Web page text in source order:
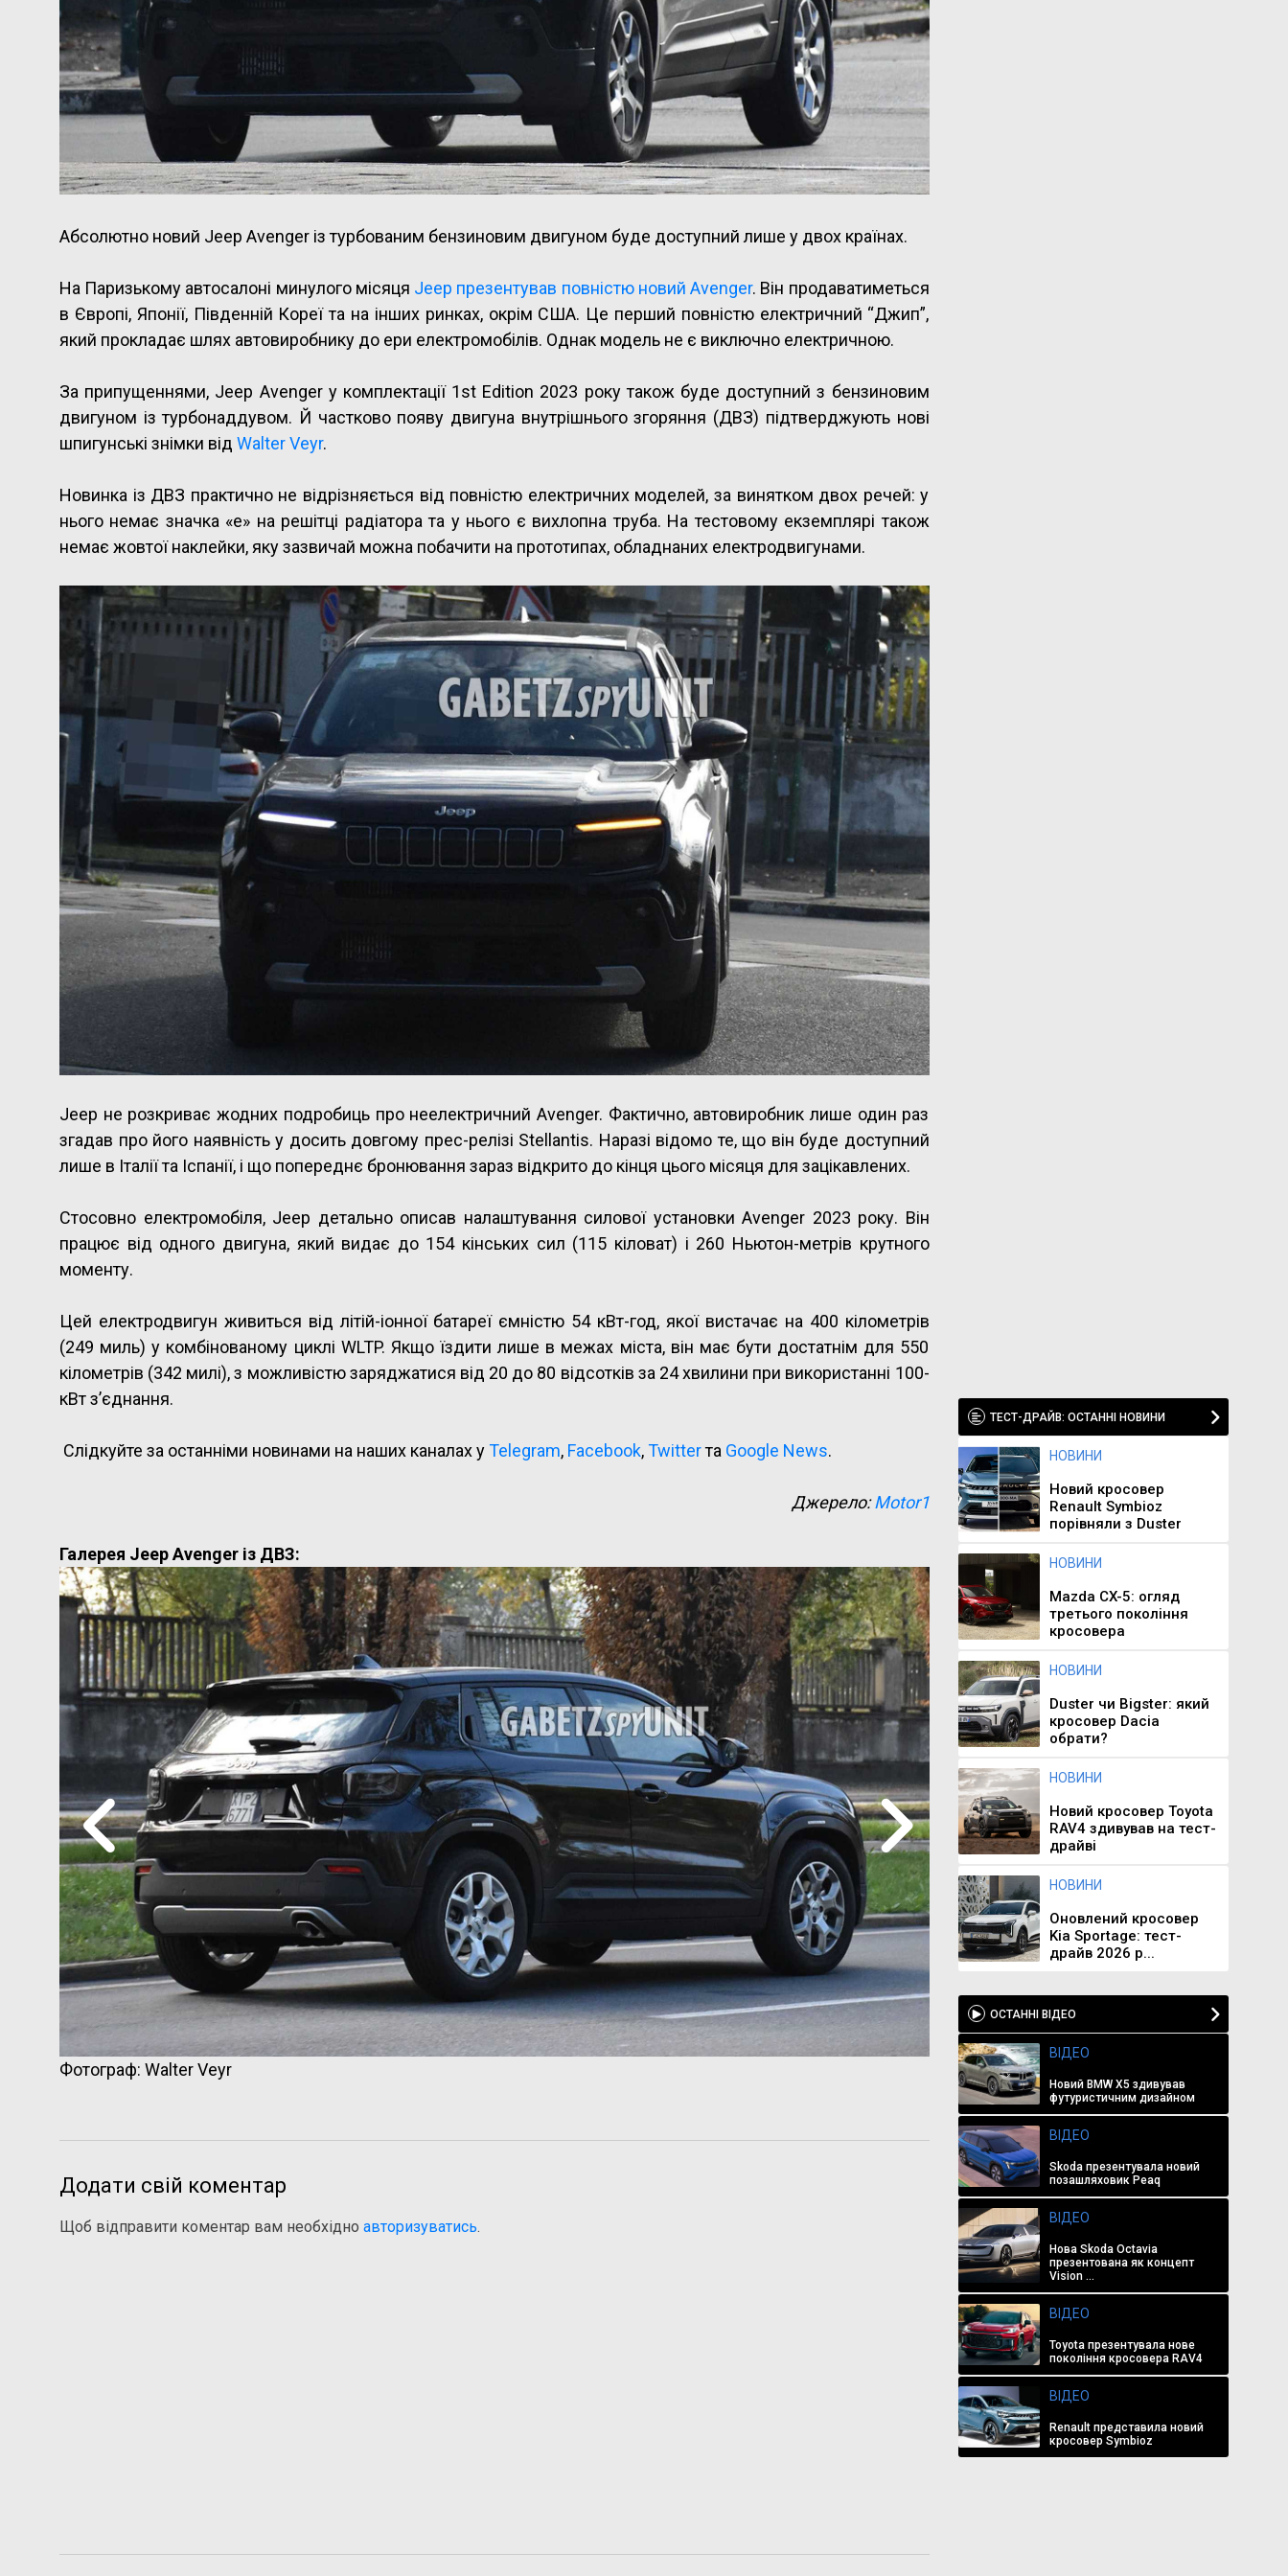
Абсолютно новий Jeep Avenger із турбованим бензиновим двигуном буде доступний лише у двох країнах.
На Паризькому автосалоні минулого місяця Jeep презентував повністю новий Avenger. Він продаватиметься
в Європі, Японії, Південній Кореї та на інших ринках, окрім США. Це перший повністю електричний “Джип”,
який прокладає шлях автовиробнику до ери електромобілів. Однак модель не є виключно електричною.
За припущеннями, Jeep Avenger у комплектації 1st Edition 2023 року також буде доступний з бензиновим
двигуном із турбонаддувом. Й частково появу двигуна внутрішнього згоряння (ДВЗ) підтверджують нові
шпигунські знімки від Walter Veyr.
Новинка із ДВЗ практично не відрізняється від повністю електричних моделей, за винятком двох речей: у
нього немає значка «e» на решітці радіатора та у нього є вихлопна труба. На тестовому екземплярі також
немає жовтої наклейки, яку зазвичай можна побачити на прототипах, обладнаних електродвигунами.
Jeep не розкриває жодних подробиць про неелектричний Avenger. Фактично, автовиробник лише один раз
згадав про його наявність у досить довгому прес-релізі Stellantis. Наразі відомо те, що він буде доступний
лише в Італії та Іспанії, і що попереднє бронювання зараз відкрито до кінця цього місяця для зацікавлених.
Стосовно електромобіля, Jeep детально описав налаштування силової установки Avenger 2023 року. Він
працює від одного двигуна, який видає до 154 кінських сил (115 кіловат) і 260 Ньютон-метрів крутного
моменту.
Цей електродвигун живиться від літій-іонної батареї ємністю 54 кВт-год, якої вистачає на 400 кілометрів
(249 миль) у комбінованому циклі WLTP. Якщо їздити лише в межах міста, він має бути достатнім для 550
кілометрів (342 милі), з можливістю заряджатися від 20 до 80 відсотків за 24 хвилини при використанні 100-
кВт з’єднання.
Слідкуйте за останніми новинами на наших каналах уTelegram, Facebook,Twitterта Google News.
Джерело:Motor1
Галерея Jeep Avenger із ДВЗ:
Фотограф: Walter Veyr
Додати свій коментар
Щоб відправити коментар вам необхідно авторизуватись.
ТЕСТ-ДРАЙВ: ОСТАННІ НОВИНИ
НОВИНИ
Новий кросовер
Renault Symbioz
порівняли з Duster
НОВИНИ
Mazda CX-5: огляд
третього покоління
кросовера
НОВИНИ
Duster чи Bigster: який
кросовер Dacia
обрати?
НОВИНИ
Новий кросовер Toyota
RAV4 здивував на тест-
драйві
НОВИНИ
Оновлений кросовер
Kia Sportage: тест-
драйв 2026 р...
ОСТАННІ ВІДЕО
ВІДЕО
Новий BMW X5 здивував
футуристичним дизайном
ВІДЕО
Skoda презентувала новий
позашляховик Peaq
ВІДЕО
Нова Skoda Octavia
презентована як концепт
Vision ...
ВІДЕО
Toyota презентувала нове
покоління кросовера RAV4
ВІДЕО
Renault представила новий
кросовер Symbioz